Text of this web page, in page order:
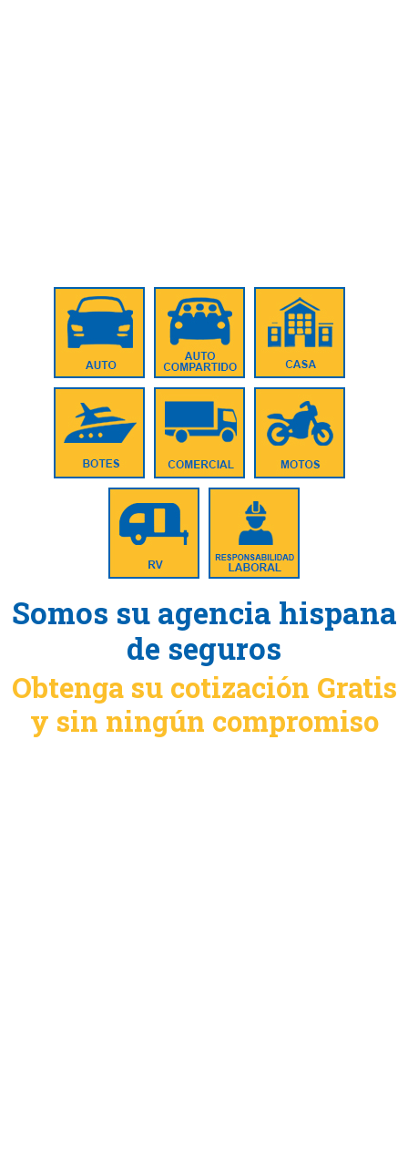
Somos su agencia hispana
de seguros
Obtenga su cotización Gratis
y sin ningún compromiso